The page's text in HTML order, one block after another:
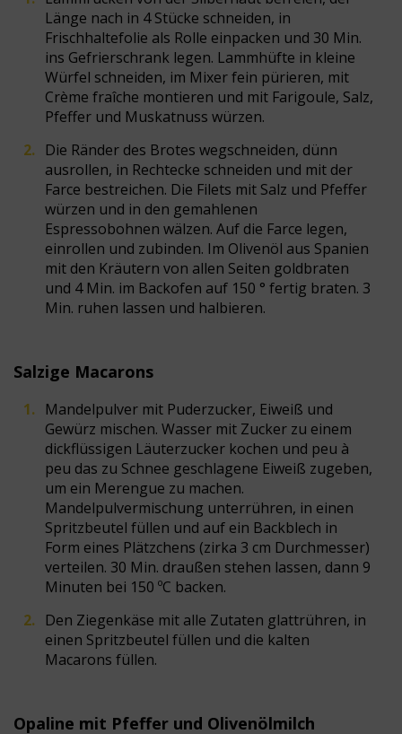
Länge nach in 4 Stücke schneiden, in
Frischhaltefolie als Rolle einpacken und 30 Min.
ins Gefrierschrank legen. Lammhüfte in kleine
Würfel schneiden, im Mixer fein pürieren, mit
Crème fraîche montieren und mit Farigoule, Salz,
Pfeffer und Muskatnuss würzen.
Die Ränder des Brotes wegschneiden, dünn
ausrollen, in Rechtecke schneiden und mit der
Farce bestreichen. Die Filets mit Salz und Pfeffer
würzen und in den gemahlenen
Espressobohnen wälzen. Auf die Farce legen,
einrollen und zubinden. Im Olivenöl aus Spanien
mit den Kräutern von allen Seiten goldbraten
und 4 Min. im Backofen auf 150 ° fertig braten. 3
Min. ruhen lassen und halbieren.
Salzige Macarons
Mandelpulver mit Puderzucker, Eiweiß und
Gewürz mischen. Wasser mit Zucker zu einem
dickflüssigen Läuterzucker kochen und peu à
peu das zu Schnee geschlagene Eiweiß zugeben,
um ein Merengue zu machen.
Mandelpulvermischung unterrühren, in einen
Spritzbeutel füllen und auf ein Backblech in
Form eines Plätzchens (zirka 3 cm Durchmesser)
verteilen. 30 Min. draußen stehen lassen, dann 9
Minuten bei 150 ºC backen.
Den Ziegenkäse mit alle Zutaten glattrühren, in
einen Spritzbeutel füllen und die kalten
Macarons füllen.
Opaline mit Pfeffer und Olivenölmilch